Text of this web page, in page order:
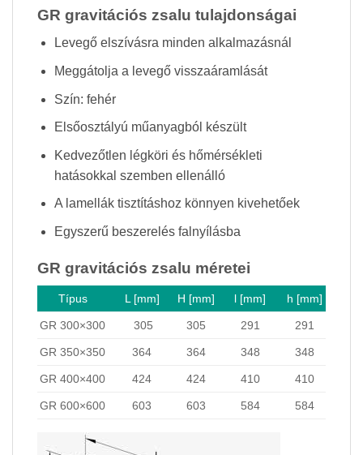
GR gravitációs zsalu tulajdonságai
Levegő elszívásra minden alkalmazásnál
Meggátolja a levegő visszaáramlását
Szín: fehér
Elsőosztályú műanyagból készült
Kedvezőtlen légköri és hőmérsékleti
hatásokkal szemben ellenálló
A lamellák tisztításhoz könnyen kivehetőek
Egyszerű beszerelés falnyílásba
GR gravitációs zsalu méretei
GR 300×300 305 305 291 291
GR 350×350 364 364 348 348
GR 400×400 424 424 410 410
GR 600×600 603 603 584 584
Típus L [mm] H [mm] l [mm] h [mm]